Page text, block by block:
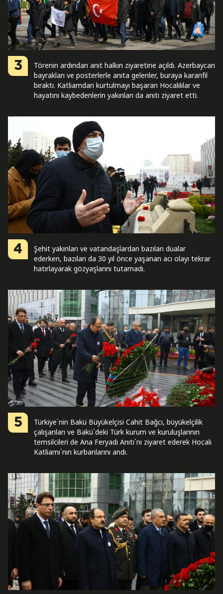
3
Törenin ardından anıt halkın ziyaretine açıldı. Azerbaycan
bayrakları ve posterlerle anıta gelenler, buraya karanfil
bıraktı. Katliamdan kurtulmayı başaran Hocalılılar ve
hayatını kaybedenlerin yakınları da anıtı ziyaret etti.
4
Şehit yakınları ve vatandaşlardan bazıları dualar
ederken, bazıları da 30 yıl önce yaşanan acı olayı tekrar
hatırlayarak gözyaşlarını tutamadı.
5
Türkiye`nin Bakü Büyükelçisi Cahit Bağcı, büyükelçilik
çalışanları ve Bakü`deki Türk kurum ve kuruluşlarının
temsilcileri de Ana Feryadı Anıtı`nı ziyaret ederek Hocalı
Katliamı`nın kurbanlarını andı.